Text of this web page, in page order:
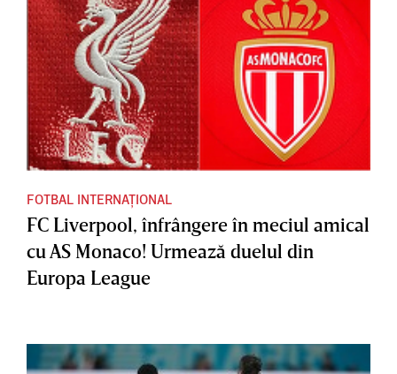
FOTBAL INTERNAȚIONAL
FC Liverpool, înfrângere în meciul amical
cu AS Monaco! Urmează duelul din
Europa League